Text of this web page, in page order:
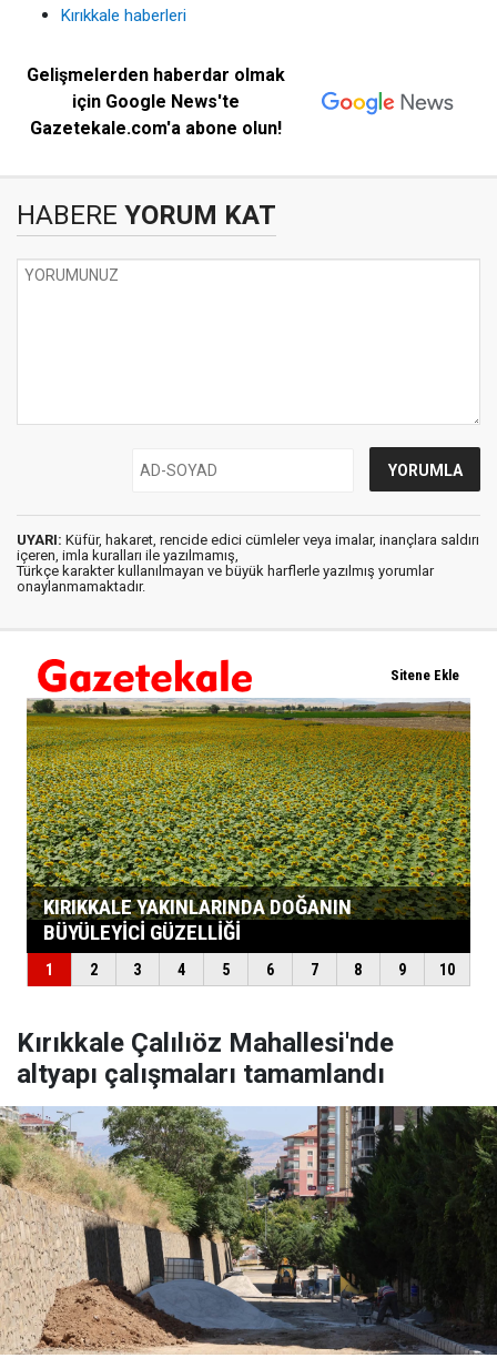
Kırıkkale haberleri
Gelişmelerden haberdar olmak
için Google News'te
Gazetekale.com'a abone olun!
HABERE YORUM KAT
UYARI: Küfür, hakaret, rencide edici cümleler veya imalar, inançlara saldırı
içeren, imla kuralları ile yazılmamış,
Türkçe karakter kullanılmayan ve büyük harflerle yazılmış yorumlar
onaylanmamaktadır.
Kırıkkale Çalılıöz Mahallesi'nde
altyapı çalışmaları tamamlandı